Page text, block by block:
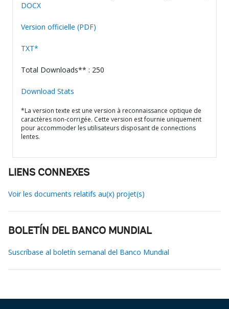
DOCX
Version officielle (PDF)
TXT*
Total Downloads** : 250
Download Stats
*La version texte est une version à reconnaissance optique de
caractères non-corrigée. Cette version est fournie uniquement
pour accommoder les utilisateurs disposant de connections
lentes.
LIENS CONNEXES
Voir les documents relatifs au(x) projet(s)
BOLETÍN DEL BANCO MUNDIAL
Suscríbase al boletín semanal del Banco Mundial